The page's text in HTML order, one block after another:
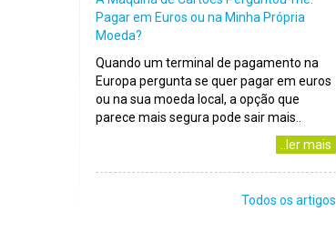
Pagar em Euros ou na Minha Própria
Moeda?
Quando um terminal de pagamento na
Europa pergunta se quer pagar em euros
ou na sua moeda local, a opção que
parece mais segura pode sair mais..
..ler mais
Todos os artigos